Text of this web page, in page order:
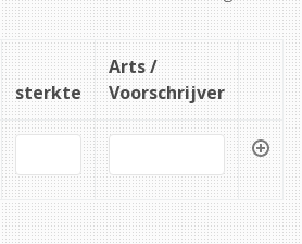
sterkte
Arts /
Voorschrijver